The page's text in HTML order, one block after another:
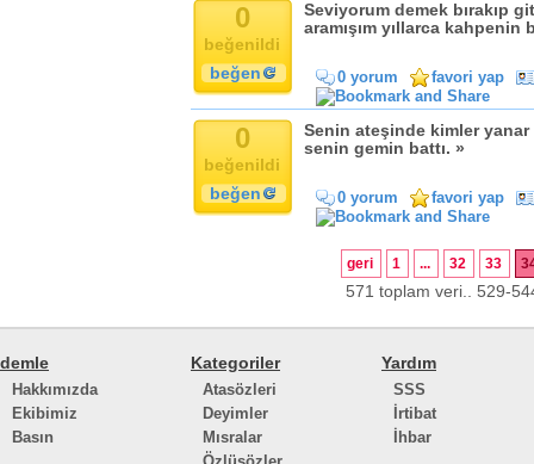
0
beğenildi
beğen
Seviyorum demek bırakıp
aramışım yıllarca kahpenin
0 yorum favori yap
0
beğenildi
beğen
Senin ateşinde kimler
senin gemin battı. »
0 yorum favori yap
geri 1 ... 32 33
571 toplam veri.. 529-
demle
Hakkımızda
Ekibimiz
Basın
Kategoriler
Atasözleri
Deyimler
Mısralar
Yardım
SSS
İrtibat
İhbar